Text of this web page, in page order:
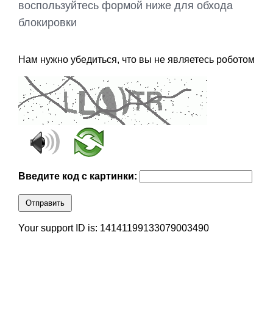
воспользуйтесь формой ниже для обхода
блокировки
Нам нужно убедиться, что вы не являетесь роботом
Введите код с картинки:
Отправить
Your support ID is: 14141199133079003490